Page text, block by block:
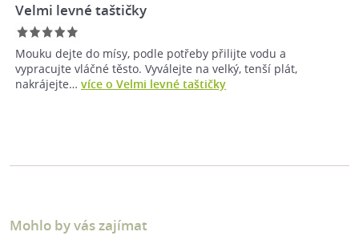
Velmi levné taštičky
Mouku dejte do mísy, podle potřeby přilijte vodu a
vypracujte vláčné těsto. Vyválejte na velký, tenší plát,
nakrájejte… více o Velmi levné taštičky
Mohlo by vás zajímat